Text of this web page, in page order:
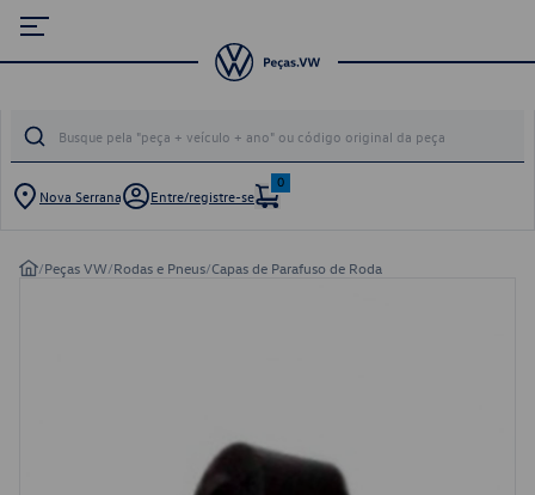
Nova Serrana Entre/registre-se
0
/Peças VW/Rodas e Pneus/Capas de Parafuso de Roda